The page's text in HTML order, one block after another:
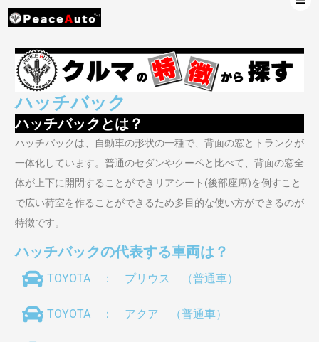
ハッチバック
ハッチバックとは？
ハッチバックは、自動車の形状の一種で、背面の窓とトランクが
一体化しています。普通のセダンやクーペと比べて、背面の窓全
体が上下に開閉することができリアシート(後部座席)を倒すこと
で広い荷室を作ることができるため多目的な使い方ができるのが
特徴です。
ハッチバックの代表する車両は？
TOYOTA ： プリウス （普通車）
TOYOTA ： アクア （普通車）